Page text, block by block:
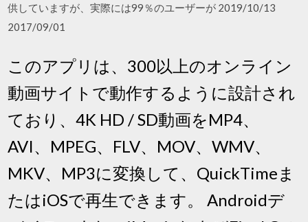
供していますが、実際には99％のユーザーが 2019/10/13
2017/09/01
このアプリは、300以上のオンライン
動画サイトで動作するように設計され
ており、4K HD / SD動画をMP4、
AVI、MPEG、FLV、MOV、WMV、
MKV、MP3に変換して、QuickTimeま
たはiOSで再生できます。 Androidデ